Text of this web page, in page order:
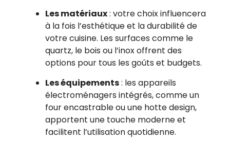
Les matériaux: votre choix influencera
à la fois l’esthétique et la durabilité de
votre cuisine. Les surfaces comme le
quartz, le bois ou l’inox offrent des
options pour tous les goûts et budgets.
Les équipements: les appareils
électroménagers intégrés, comme un
four encastrable ou une hotte design,
apportent une touche moderne et
facilitent l’utilisation quotidienne.